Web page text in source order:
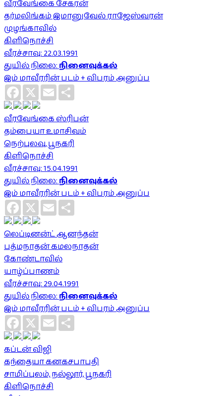
வீரவேங்கை சேகரன்
தர்மலிங்கம் இமானுவேல் ராஜேஸ்வரன்
முழங்காவில்
கிளிநொச்சி
வீரச்சாவு: 22.03.1991
துயில் நிலை:நினைவுக்கல்
இம் மாவீரரின் படம் + விபரம் அனுப்ப
Facebook
X Email
வீரவேங்கை ஸ்ரிபன்
தம்பையா உமாசிவம்
நெற்புலவு, பூநகரி
கிளிநொச்சி
வீரச்சாவு: 15.04.1991
துயில் நிலை:நினைவுக்கல்
இம் மாவீரரின் படம் + விபரம் அனுப்ப
Facebook
X Email
லெப்டினன்ட் ஆனந்தன்
பத்மநாதன் கமலநாதன்
கோண்டாவில்
யாழ்ப்பாணம்
வீரச்சாவு: 29.04.1991
துயில் நிலை:நினைவுக்கல்
இம் மாவீரரின் படம் + விபரம் அனுப்ப
Facebook
X Email
கப்டன் விஜி
கந்தையா கனகசபாபதி
சாமிப்புலம், நல்லூர், பூநகரி
கிளிநொச்சி